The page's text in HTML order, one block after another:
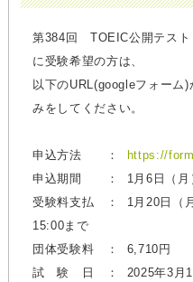
第384回 TOEIC公開テスト
に受験希望の方は、
以下のURL(googleフォーム
みをしてください。
申込方法 ：
https://
申込期間 ： 1月6日（月）
受験料支払 ： 1月20日（
15:00まで
団体受験料 ： 6,710円
試 験 日 ： 2025年3月16